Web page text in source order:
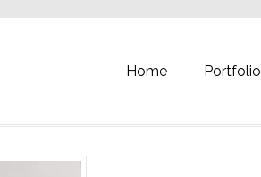
Home Portfolio